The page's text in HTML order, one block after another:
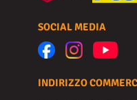
SOCIAL MEDIA
INDIRIZZO